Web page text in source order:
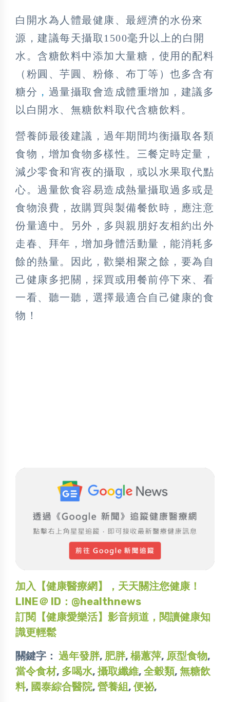
白開水為人體最健康、最經濟的水份來
源，建議每天攝取1500毫升以上的白開
水。含糖飲料中添加大量糖，使用的配料
（粉圓、芋圓、粉條、布丁等）也多含有
糖分 ， 過量攝取會造成體重增加，建議多
以白開水、無糖飲料取代含糖飲料。
營養師最後建議，過年期間均衡攝取各類
食物，增加食物多樣性。三餐定時定量，
減少零食和宵夜的攝取，或以水果取代點
心。過量飲食容易造成熱量攝取過多或是
食物浪費，故購買與製備餐飲時，應注意
份量適中。另外，多與親朋好友相約出外
走春、拜年，增加身體活動量，能消耗多
餘的熱量。因此，歡樂相聚之餘，要為自
己健康多把關，採買或用餐前停下來、看
一看、聽一聽，選擇最適合自己健康的食
物！
加入【健康醫療網】，天天關注您健康！
LINE＠ ID：@healthnews
訂閱【健康愛樂活】影音頻道，閱讀健康知
識更輕鬆
關鍵字： 過年發胖, 肥胖, 楊蕙萍, 原型食物,
當令食材, 多喝水, 攝取纖維, 全穀類, 無糖飲
料, 國泰綜合醫院, 營養組, 便祕,